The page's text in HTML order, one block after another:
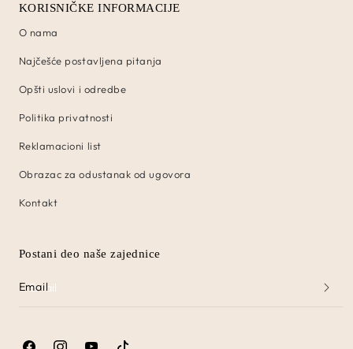
KORISNIČKE INFORMACIJE
O nama
Najčešće postavljena pitanja
Opšti uslovi i odredbe
Politika privatnosti
Reklamacioni list
Obrazac za odustanak od ugovora
Kontakt
Postani deo naše zajednice
Email